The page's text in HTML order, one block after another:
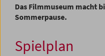
Das Filmmuseum macht
Sommerpause.
Spielplan